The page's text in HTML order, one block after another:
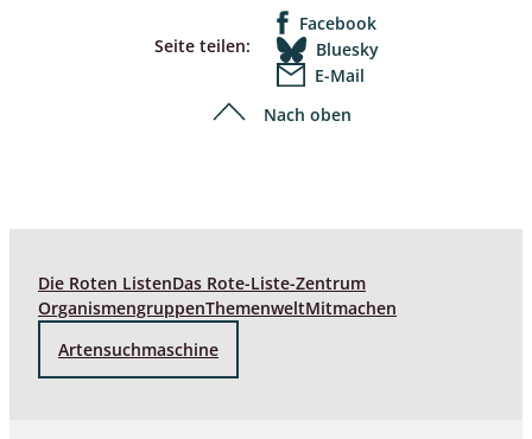
Seite teilen:
Facebook
Bluesky
E-Mail
Nach oben
Die Roten ListenDas Rote-Liste-Zentrum
OrganismengruppenThemenweltMitmachen
Artensuchmaschine